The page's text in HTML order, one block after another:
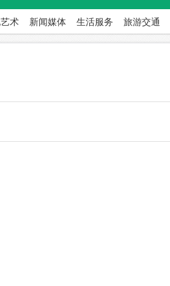
术 新闻媒体 生活服务 旅游交通